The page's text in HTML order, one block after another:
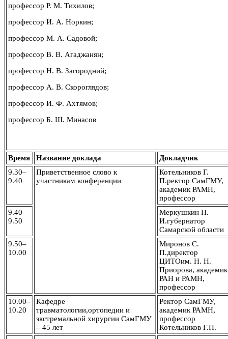
профессор Р. М. Тихилов;
профессор И. А. Норкин;
профессор М. А. Садовой;
профессор В. В. Агаджанян;
профессор Н. В. Загородний;
профессор А. В. Скороглядов;
профессор И. Ф. Ахтямов;
профессор Б. Ш. Минасов
Время Название доклада
Докладчик
9.30–
9.40
Приветственное слово к
участникам конференции
Котельников Г.
П.ректор СамГМУ,
академик РАМН,
профессор
9.40–
9.50
Меркушкин Н.
И.губернатор
Самарской области
9.50–
10.00
Миронов С.
П.директор
ЦИТОим. Н. Н.
Приорова, академик
РАН и РАМН,
профессор
10.00–
10.20
Кафедре
травматологии,ортопедии и
экстремальной хирургии СамГМУ
– 45 лет
Ректор СамГМУ,
академик РАМН,
профессор
Котельников Г.П.